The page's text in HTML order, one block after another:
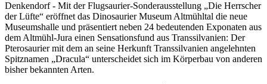
Denkendorf - Mit der Flugsaurier-Sonderausstellung „Die Herrscher
der Lüfte“ eröffnet das Dinosaurier Museum Altmühltal die neue
Museumshalle und präsentiert neben 24 bedeutenden Exponaten aus
dem Altmühl-Jura einen Sensationsfund aus Transsilvanien: Der
Pterosaurier mit dem an seine Herkunft Transsilvanien angelehnten
Spitznamen „Dracula“ unterscheidet sich im Körperbau von anderen
bisher bekannten Arten.